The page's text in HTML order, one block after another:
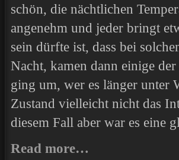
schön, die nächtlichen
angenehm und jeder bringt
sein dürfte ist, dass bei
Nacht, kamen dann einige
ging um, wer es länger unter
Zustand vielleicht nicht das
diesem Fall aber war es eine
Read more…